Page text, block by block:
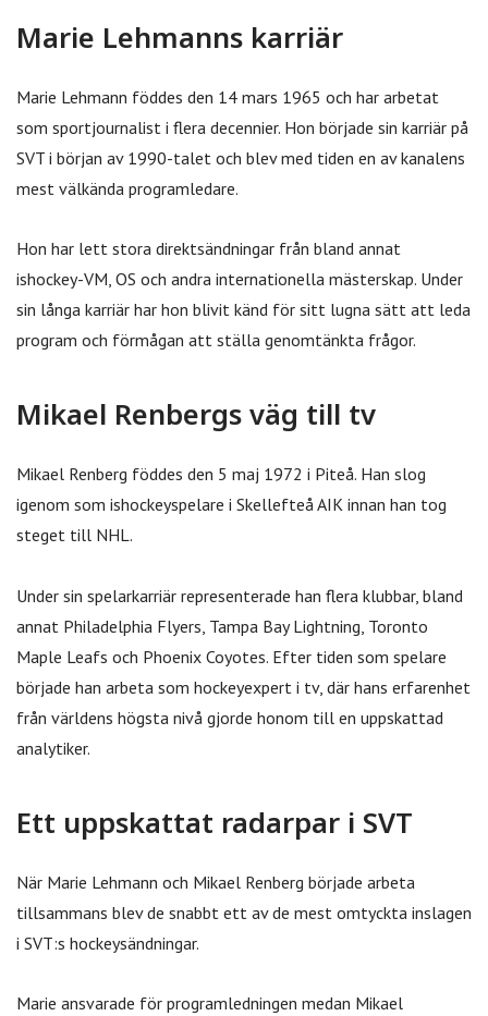
Marie Lehmanns karriär
Marie Lehmann föddes den 14 mars 1965 och har arbetat
som sportjournalist i flera decennier. Hon började sin karriär på
SVT i början av 1990-talet och blev med tiden en av kanalens
mest välkända programledare.
Hon har lett stora direktsändningar från bland annat
ishockey-VM, OS och andra internationella mästerskap. Under
sin långa karriär har hon blivit känd för sitt lugna sätt att leda
program och förmågan att ställa genomtänkta frågor.
Mikael Renbergs väg till tv
Mikael Renberg föddes den 5 maj 1972 i Piteå. Han slog
igenom som ishockeyspelare i Skellefteå AIK innan han tog
steget till NHL.
Under sin spelarkarriär representerade han flera klubbar, bland
annat Philadelphia Flyers, Tampa Bay Lightning, Toronto
Maple Leafs och Phoenix Coyotes. Efter tiden som spelare
började han arbeta som hockeyexpert i tv, där hans erfarenhet
från världens högsta nivå gjorde honom till en uppskattad
analytiker.
Ett uppskattat radarpar i SVT
När Marie Lehmann och Mikael Renberg började arbeta
tillsammans blev de snabbt ett av de mest omtyckta inslagen
i SVT:s hockeysändningar.
Marie ansvarade för programledningen medan Mikael